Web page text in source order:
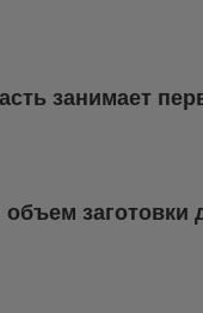
занимает
заготовки